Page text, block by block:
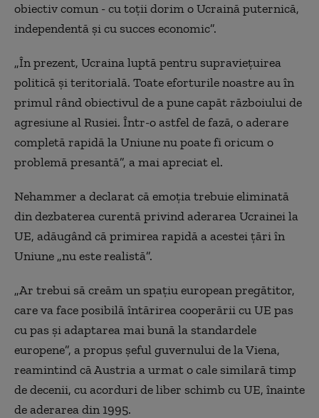
obiectiv comun - cu toţii dorim o Ucraină puternică,
independentă şi cu succes economic”.
„În prezent, Ucraina luptă pentru supravieţuirea
politică şi teritorială. Toate eforturile noastre au în
primul rând obiectivul de a pune capăt războiului de
agresiune al Rusiei. Într-o astfel de fază, o aderare
completă rapidă la Uniune nu poate fi oricum o
problemă presantă”, a mai apreciat el.
Nehammer a declarat că emoţia trebuie eliminată
din dezbaterea curentă privind aderarea Ucrainei la
UE, adăugând că primirea rapidă a acestei ţări în
Uniune „nu este realistă”.
„Ar trebui să creăm un spaţiu european pregătitor,
care va face posibilă întărirea cooperării cu UE pas
cu pas şi adaptarea mai bună la standardele
europene”, a propus şeful guvernului de la Viena,
reamintind că Austria a urmat o cale similară timp
de decenii, cu acorduri de liber schimb cu UE, înainte
de aderarea din 1995.